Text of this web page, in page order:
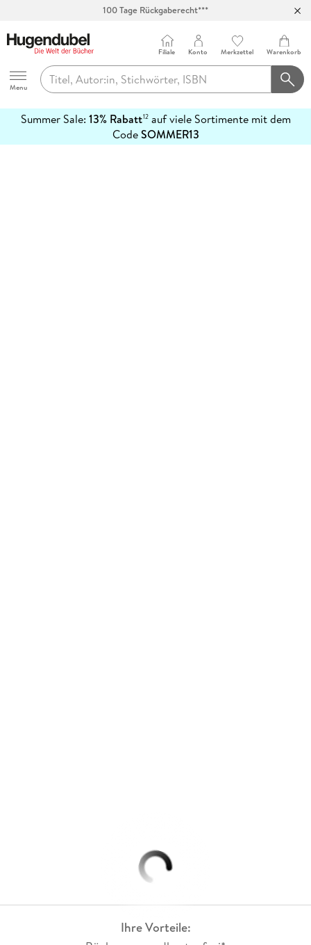
100 Tage Rückgaberecht***
Hugendubel
Menu
Filiale Konto Merkzettel Warenkorb
Summer Sale: 13% Rabatt12auf viele Sortimente mit dem
CodeSOMMER13
erfahren
Ihre Vorteile: